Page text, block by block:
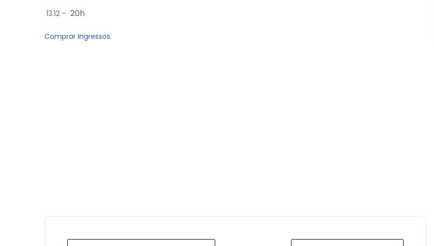
13.12 – 20h
Comprar Ingressos.